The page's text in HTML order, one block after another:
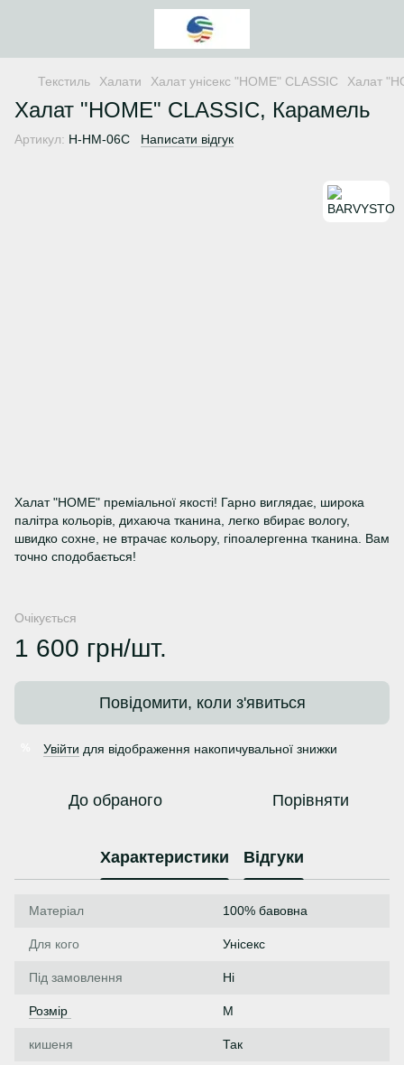
Текстиль Халати Халат унісекс "HOME" CLASSIC Халат
Халат "HOME" CLASSIC, Карамель
Артикул: H-HM-06C Написати відгук
Халат "HOME" преміальної якості! Гарно виглядає, широка
палітра кольорів, дихаюча тканина, легко вбирає вологу,
швидко сохне, не втрачає кольору, гіпоалергенна тканина. Вам
точно сподобається!
Очікується
1 600 грн/шт.
Повідомити, коли з'явиться
Увійти для відображення накопичувальної знижки
До обраного Порівняти
Характеристики Відгуки
Матеріал 100% бавовна
Для кого Унісекс
Під замовлення Ні
Розмір M
кишеня Так